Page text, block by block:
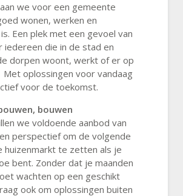
we voor een gemeente
wonen, werken en
Een plek met een gevoel van
iedereen die in de stad en
dorpen woont, werkt of er op
oplossingen voor vandaag
voor de toekomst.
bouwen
we voldoende aanbod van
perspectief om de volgende
huizenmarkt te zetten als je
bent. Zonder dat je maanden
wachten op een geschikt
ook om oplossingen buiten